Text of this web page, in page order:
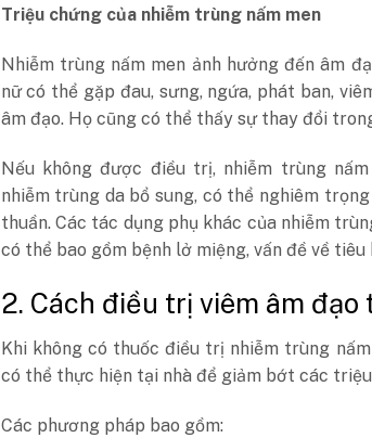
Triệu chứng của nhiễm trùng nấm men
Nhiễm trùng nấm men ảnh hưởng đến âm
nữ có thể gặp đau, sưng, ngứa, phát ban,
âm đạo. Họ cũng có thể thấy sự thay đổi
Nếu không được điều trị, nhiễm trùng
nhiễm trùng da bổ sung, có thể nghiêm
thuần. Các tác dụng phụ khác của nhiễm
có thể bao gồm bệnh lở miệng, vấn đề về
2. Cách điều trị viêm âm đạo
Khi không có thuốc điều trị nhiễm trùng
có thể thực hiện tại nhà để giảm bớt các
Các phương pháp bao gồm: